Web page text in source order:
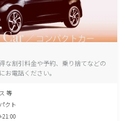
な割引料金や予約、乗り捨てなどの
お電話ください。
等
クト
21:00